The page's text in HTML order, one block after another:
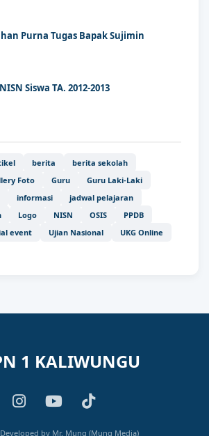
Purna Tugas Bapak Sujimin
Siswa TA. 2012-2013
berita
berita sekolah
Foto Guru
Guru Laki-Laki
informasi
jadwal pelajaran
Logo NISN OSIS
PPDB
event Ujian Nasional
UKG Online
1 KALIWUNGU
by Mr. Mung (Mung Media)